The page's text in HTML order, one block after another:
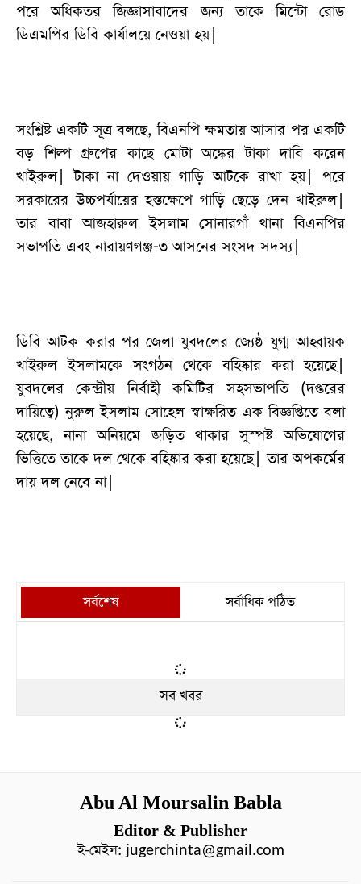
পরে অধিকতর জিজ্ঞাসাবাদের জন্য তাকে মিন্টো রোড
ডিএমপির ডিবি কার্যালয়ে নেওয়া হয়|
সংশ্লিষ্ট একটি সূত্র বলছে, বিএনপি ক্ষমতায় আসার পর একটি
বড় শিল্প গ্রুপের কাছে মোটা অঙ্কের টাকা দাবি করেন
খাইরুল| টাকা না দেওয়ায় গাড়ি আটকে রাখা হয়| পরে
সরকারের উচ্চপর্যায়ের হস্তক্ষেপে গাড়ি ছেড়ে দেন খাইরুল|
তার বাবা আজহারুল ইসলাম সোনারগাঁ থানা বিএনপির
সভাপতি এবং নারায়ণগঞ্জ-৩ আসনের সংসদ সদস্য|
ডিবি আটক করার পর জেলা যুবদলের জ্যেষ্ঠ যুগ্ম আহ্বায়ক
খাইরুল ইসলামকে সংগঠন থেকে বহিষ্কার করা হয়েছে|
যুবদলের কেন্দ্রীয় নির্বাহী কমিটির সহসভাপতি (দপ্তরের
দায়িত্বে) নুরুল ইসলাম সোহেল স্বাক্ষরিত এক বিজ্ঞপ্তিতে বলা
হয়েছে, নানা অনিয়মে জড়িত থাকার সুস্পষ্ট অভিযোগের
ভিত্তিতে তাকে দল থেকে বহিষ্কার করা হয়েছে| তার অপকর্মের
দায় দল নেবে না|
সর্বশেষ সর্বাধিক পঠিত
সব খবর
Abu Al Moursalin Babla
Editor & Publisher
ই-মেইল: jugerchinta@gmail.com